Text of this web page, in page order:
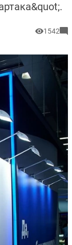
1542